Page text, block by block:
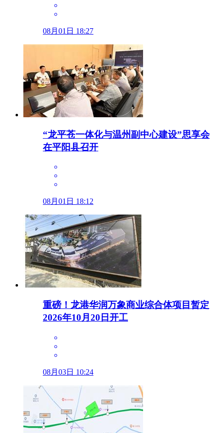
08月01日 18:27
“龙平苍一体化与温州副中心建设”思享会
在平阳县召开
08月01日 18:12
重磅！龙港华润万象商业综合体项目暂定
2026年10月20日开工
08月03日 10:24